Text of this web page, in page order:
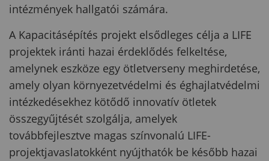
intézmények hallgatói számára.
A Kapacitásépítés projekt elsődleges célja a LIFE
projektek iránti hazai érdeklődés felkeltése,
amelynek eszköze egy ötletverseny meghirdetése,
amely olyan környezetvédelmi és éghajlatvédelmi
intézkedésekhez kötődő innovatív ötletek
összegyűjtését szolgálja, amelyek
továbbfejlesztve magas színvonalú LIFE-
projektjavaslatokként nyújthatók be később hazai